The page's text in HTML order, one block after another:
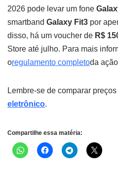
2026 pode levar um fone
smartband Galaxy Fit3 por
disso, há um voucher de R$
Store até julho. Para mais
oregulamento completoda
Lembre-se de comparar
eletrônico.
Compartilhe essa matéria: